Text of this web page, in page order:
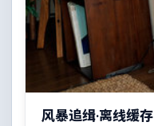
风暴追缉·离线缓存